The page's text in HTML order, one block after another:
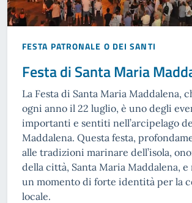
FESTA PATRONALE O DEI SANTI
Festa di Santa Maria
La Festa di Santa Maria Maddalena,
ogni anno il 22 luglio, è uno degli
importanti e sentiti nell’arcipelago
Maddalena. Questa festa,
alle tradizioni marinare dell’isola,
della città, Santa Maria Maddalena,
un momento di forte identità per la
locale.